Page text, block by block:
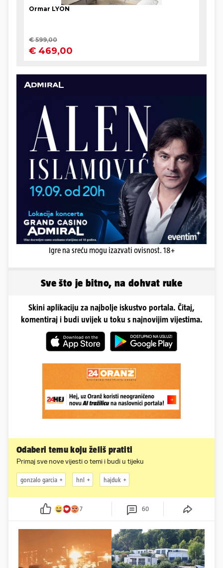
Igre na sreću mogu izazvati ovisnost. 18+
Sve što je bitno, na dohvat ruke
Skini aplikaciju za najbolje iskustvo portala. Čitaj,
komentiraj i budi uvijek u toku s najnovijim vijestima.
Odaberi temu koju želiš pratiti
Primaj sve nove vijesti o temi i budi u tijeku
gonzalo garcia hnl hajduk
7 60